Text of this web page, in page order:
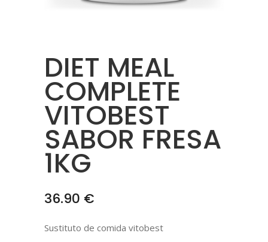
DIET MEAL
COMPLETE
VITOBEST
SABOR FRESA
1KG
36.90 €
Sustituto de comida vitobest